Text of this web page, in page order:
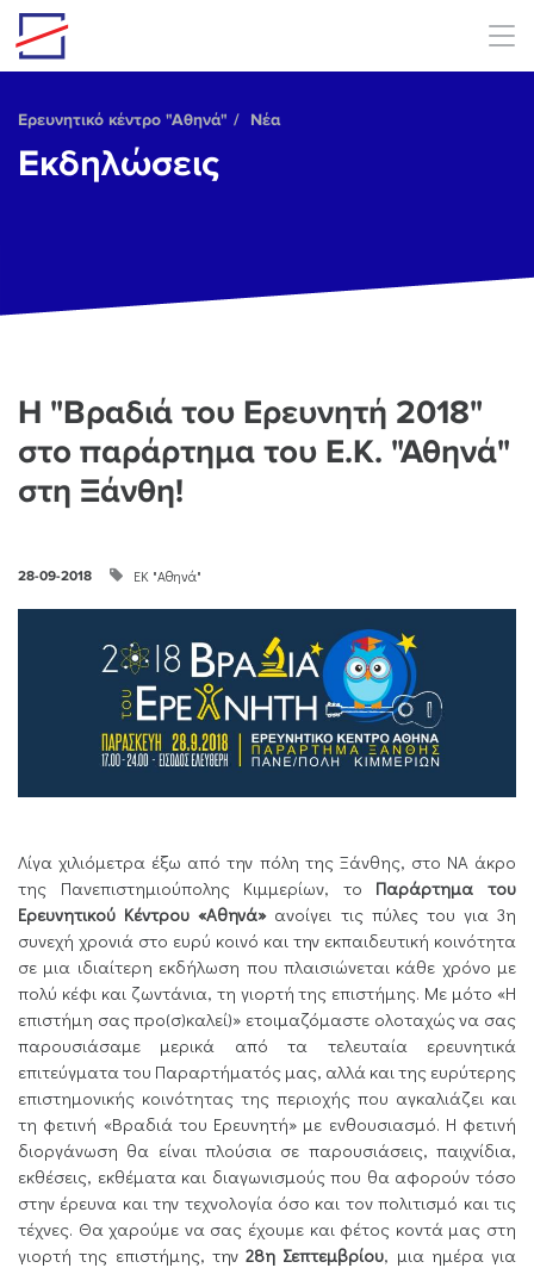
Skip to main content
Ερευνητικό κέντρο "Αθηνά" Νέα
Εκδηλώσεις
Η "Βραδιά του Ερευνητή 2018"
στο παράρτημα του Ε.Κ. "Αθηνά"
στη Ξάνθη!
28-09-2018 ΕΚ "Αθηνά"
Λίγα χιλιόμετρα έξω από την πόλη της Ξάνθης, στο ΝΑ άκρο
της Πανεπιστημιούπολης Κιμμερίων, το Παράρτημα του
Ερευνητικού Κέντρου «Αθηνά»ανοίγει τις πύλες του για 3η
συνεχή χρονιά στο ευρύ κοινό και την εκπαιδευτική κοινότητα
σε μια ιδιαίτερη εκδήλωση που πλαισιώνεται κάθε χρόνο με
πολύ κέφι και ζωντάνια, τη γιορτή της επιστήμης. Με μότο «Η
επιστήμη σας προ(σ)καλεί)» ετοιμαζόμαστε ολοταχώς να σας
παρουσιάσαμε μερικά από τα τελευταία ερευνητικά
επιτεύγματα του Παραρτήματός μας, αλλά και της ευρύτερης
επιστημονικής κοινότητας της περιοχής που αγκαλιάζει και
τη φετινή «Βραδιά του Ερευνητή» με ενθουσιασμό. Η φετινή
διοργάνωση θα είναι πλούσια σε παρουσιάσεις, παιχνίδια,
εκθέσεις, εκθέματα και διαγωνισμούς που θα αφορούν τόσο
στην έρευνα και την τεχνολογία όσο και τον πολιτισμό και τις
τέχνες. Θα χαρούμε να σας έχουμε και φέτος κοντά μας στη
γιορτή της επιστήμης, την 28η Σεπτεμβρίου, μια ημέρα για